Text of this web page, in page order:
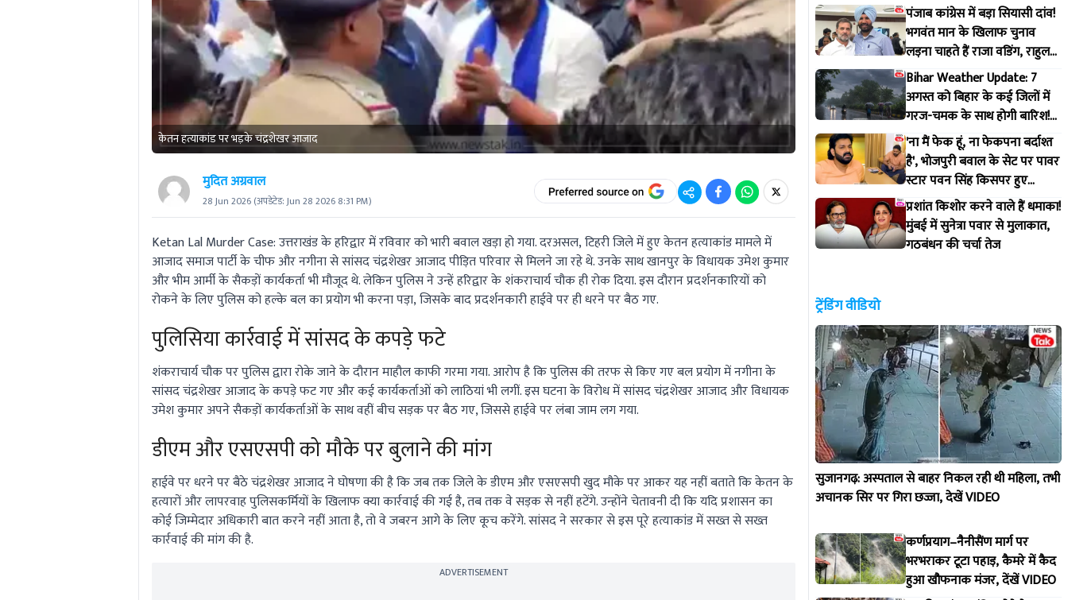
केतन हत्याकांड पर भड़के चंद्रशेखर आजाद
मुदित अग्रवाल
28 Jun 2026(अपडेटेड: Jun 28 2026 8:31 PM)
Ketan Lal Murder Case: उत्तराखंड के हरिद्वार में रविवार को भारी बवाल खड़ा हो गया. दरअसल, टिहरी जिले में हुए केतन हत्याकांड मामले में
आजाद समाज पार्टी के चीफ और नगीना से सांसद चंद्रशेखर आजाद पीड़ित परिवार से मिलने जा रहे थे. उनके साथ खानपुर के विधायक उमेश कुमार
और भीम आर्मी के सैकड़ों कार्यकर्ता भी मौजूद थे. लेकिन पुलिस ने उन्हें हरिद्वार के शंकराचार्य चौक ही रोक दिया. इस दौरान प्रदर्शनकारियों को
रोकने के लिए पुलिस को हल्के बल का प्रयोग भी करना पड़ा, जिसके बाद प्रदर्शनकारी हाईवे पर ही धरने पर बैठ गए.
पुलिसिया कार्रवाई में सांसद के कपड़े फटे
शंकराचार्य चौक पर पुलिस द्वारा रोके जाने के दौरान माहौल काफी गरमा गया. आरोप है कि पुलिस की तरफ से किए गए बल प्रयोग में नगीना के
सांसद चंद्रशेखर आजाद के कपड़े फट गए और कई कार्यकर्ताओं को लाठियां भी लगीं. इस घटना के विरोध में सांसद चंद्रशेखर आजाद और विधायक
उमेश कुमार अपने सैकड़ों कार्यकर्ताओं के साथ वहीं बीच सड़क पर बैठ गए, जिससे हाईवे पर लंबा जाम लग गया.
डीएम और एसएसपी को मौके पर बुलाने की मांग
हाईवे पर धरने पर बैठे चंद्रशेखर आजाद ने घोषणा की है कि जब तक जिले के डीएम और एसएसपी खुद मौके पर आकर यह नहीं बताते कि केतन के
हत्यारों और लापरवाह पुलिसकर्मियों के खिलाफ क्या कार्रवाई की गई है, तब तक वे सड़क से नहीं हटेंगे. उन्होंने चेतावनी दी कि यदि प्रशासन का
कोई जिम्मेदार अधिकारी बात करने नहीं आता है, तो वे जबरन आगे के लिए कूच करेंगे. सांसद ने सरकार से इस पूरे हत्याकांड में सख्त से सख्त
कार्रवाई की मांग की है.
ADVERTISEMENT
पंजाब कांग्रेस में बड़ा सियासी दांव!
भगवंत मान के खिलाफ चुनाव
लड़ना चाहते हैं राजा वडिंग, राहुल
गांधी से मांगी हरी झंडी
Bihar Weather Update: 7
अगस्त को बिहार के कई जिलों में
गरज-चमक के साथ होगी बारिश!
IMD ने जारी किया अलर्ट
'ना मैं फेक हूं, ना फेकपना बर्दाश्त
है', भोजपुरी बवाल के सेट पर पावर
स्टार पवन सिंह किसपर हुए
आगबबूला?
प्रशांत किशोर करने वाले हैं धमाका!
मुंबई में सुनेत्रा पवार से मुलाकात,
गठबंधन की चर्चा तेज
ट्रेंडिंग वीडियो
सुजानगढ़: अस्पताल से बाहर निकल रही थी महिला, तभी
अचानक सिर पर गिरा छज्जा, देखें VIDEO
कर्णप्रयाग–नैनीसैंण मार्ग पर
भरभराकर टूटा पहाड़, कैमरे में कैद
हुआ खौफनाक मंजर, देंखें VIDEO